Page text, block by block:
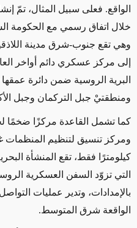
الواقع. فعلى سبيل المثال، تمّ
وهي تقع جنوب-شرق مدينة
ومنطقتيْ جبل التركمان وجبل
كما تشمل القاعدة مركزًا ضخمًا
كيلومترًا فقط، تقع المنشأة
التي تزوّد السفن العسكرية
بالإمدادات، وتدير عمليات
الواقعة شرق المتوسط.